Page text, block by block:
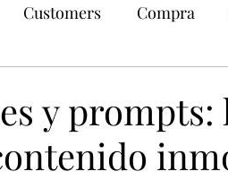
Customers Compra
Inteligencia Artificial
y prompts: